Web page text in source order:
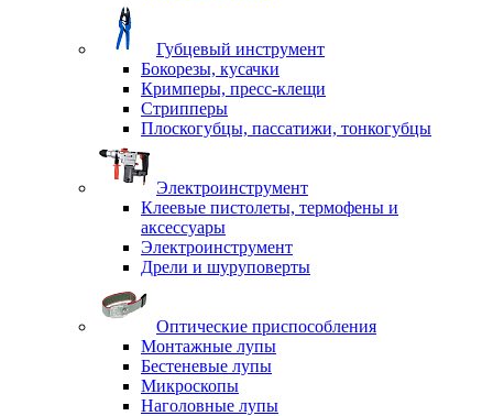
Губцевый инструмент
Бокорезы, кусачки
Кримперы, пресс-клещи
Стрипперы
Плоскогубцы, пассатижи, тонкогубцы
Электроинструмент
Клеевые пистолеты, термофены и
аксессуары
Электроинструмент
Дрели и шуруповерты
Оптические приспособления
Монтажные лупы
Бестеневые лупы
Микроскопы
Наголовные лупы